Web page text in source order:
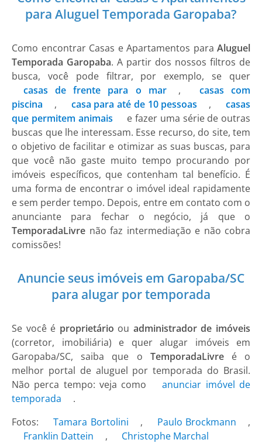
para Aluguel Temporada Garopaba?
Como encontrar Casas e Apartamentos para Aluguel
Temporada Garopaba. A partir dos nossos filtros de
busca, você pode filtrar, por exemplo, se quer
casas de frente para o mar
,
casas com
piscina
, casa para até de 10 pessoas ,
casas
que permitem animais
e fazer uma série de outras
buscas que lhe interessam. Esse recurso, do site, tem
o objetivo de facilitar e otimizar as suas buscas, para
que você não gaste muito tempo procurando por
imóveis específicos, que contenham tal benefício. É
uma forma de encontrar o imóvel ideal rapidamente
e sem perder tempo. Depois, entre em contato com o
anunciante para fechar o negócio, já que o
TemporadaLivre não faz intermediação e não cobra
comissões!
Anuncie seus imóveis em Garopaba/SC
para alugar por temporada
Se você é proprietário ou administrador de imóveis
(corretor, imobiliária) e quer alugar imóveis em
Garopaba/SC, saiba que o TemporadaLivreé o
melhor portal de aluguel por temporada do Brasil.
Não perca tempo: veja como
anunciar imóvel de
temporada
.
Fotos:
Tamara Bortolini , Paulo Brockmann
,
Franklin Dattein
, Christophe Marchal